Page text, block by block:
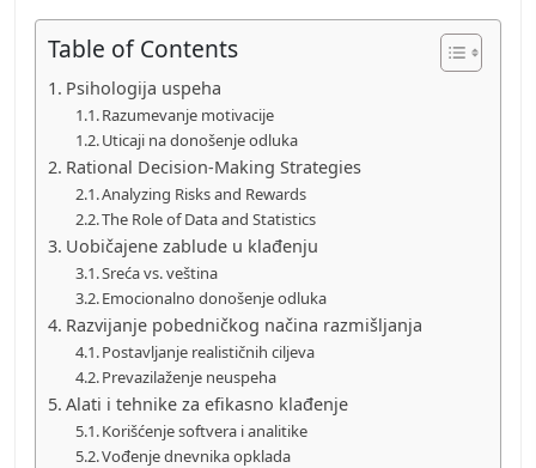
Table of Contents
Psihologija uspeha
Razumevanje motivacije
Uticaji na donošenje odluka
Rational Decision-Making Strategies
Analyzing Risks and Rewards
The Role of Data and Statistics
Uobičajene zablude u klađenju
Sreća vs. veština
Emocionalno donošenje odluka
Razvijanje pobedničkog načina razmišljanja
Postavljanje realističnih ciljeva
Prevazilaženje neuspeha
Alati i tehnike za efikasno klađenje
Korišćenje softvera i analitike
Vođenje dnevnika opklada